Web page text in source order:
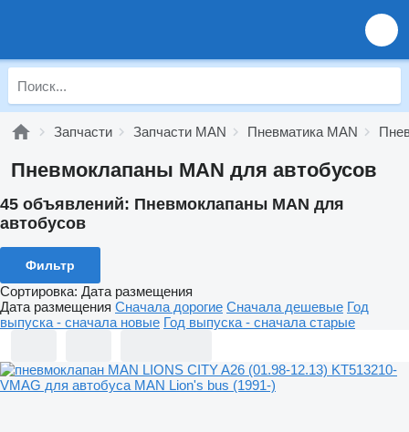
Запчасти Запчасти MAN Пневматика MAN
Пневмоклапаны MAN для автобусов
45 объявлений: Пневмоклапаны MAN для
автобусов
Фильтр
Сортировка: Дата размещения
Дата размещения Сначала дорогие Сначала дешевые Год
выпуска - сначала новые Год выпуска - сначала старые